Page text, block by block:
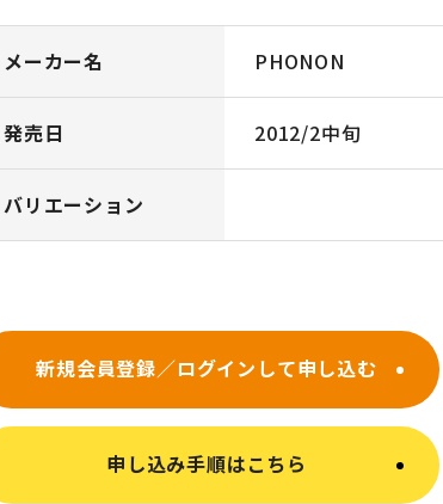
メーカー名 PHONON
発売日 2012/2中旬
バリエーション
新規会員登録／ログインして申し込む
申し込み手順はこちら